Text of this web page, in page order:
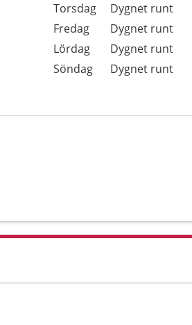
Torsdag
Dygnet runt
Fredag
Dygnet runt
Lördag
Dygnet runt
Söndag
Dygnet runt